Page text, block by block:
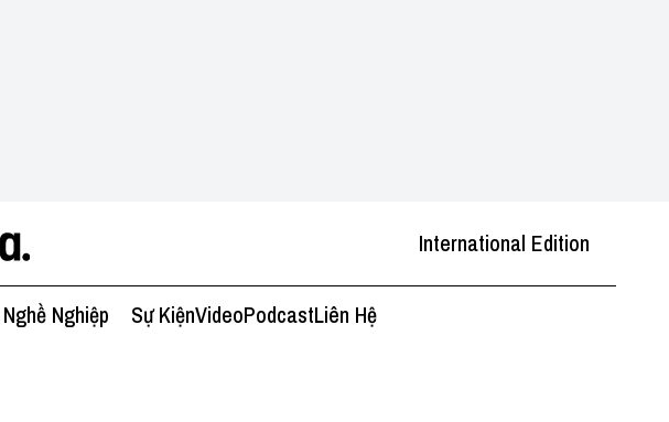
International Edition
Nghề Nghiệp Sự KiệnVideoPodcastLiên Hệ